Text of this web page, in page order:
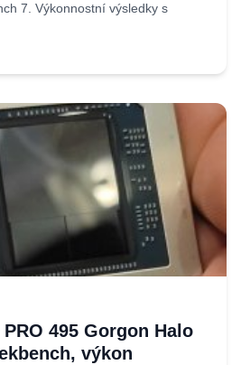
7. Výkonnostní výsledky s
495 Gorgon Halo
výkon